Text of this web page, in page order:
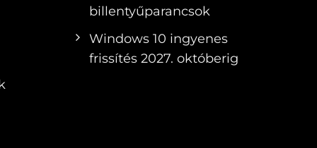
billentyűparancsok
Windows 10 ingyenes
frissítés 2027. októberig